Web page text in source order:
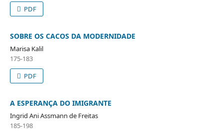
PDF
SOBRE OS CACOS DA MODERNIDADE
Marisa Kalil
175-183
PDF
A ESPERANÇA DO IMIGRANTE
Ingrid Ani Assmann de Freitas
185-198